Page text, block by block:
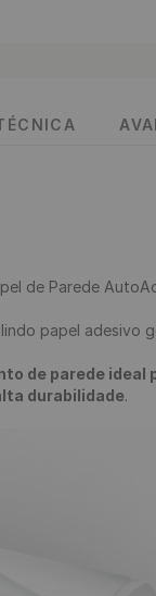
de Parede
de parede ideal
durabilidade